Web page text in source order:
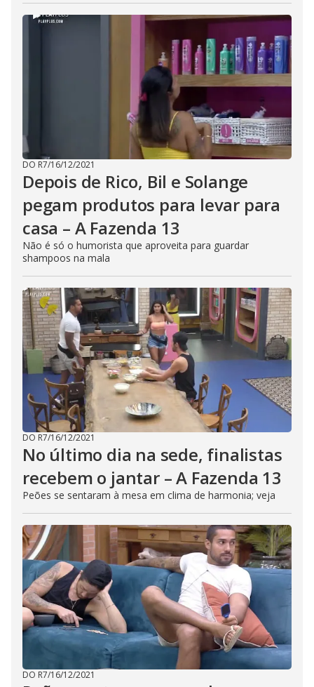
DO R7/16/12/2021
Depois de Rico, Bil e Solange
pegam produtos para levar para
casa – A Fazenda 13
Não é só o humorista que aproveita para guardar
shampoos na mala
DO R7/16/12/2021
No último dia na sede, finalistas
recebem o jantar – A Fazenda 13
Peões se sentaram à mesa em clima de harmonia; veja
DO R7/16/12/2021